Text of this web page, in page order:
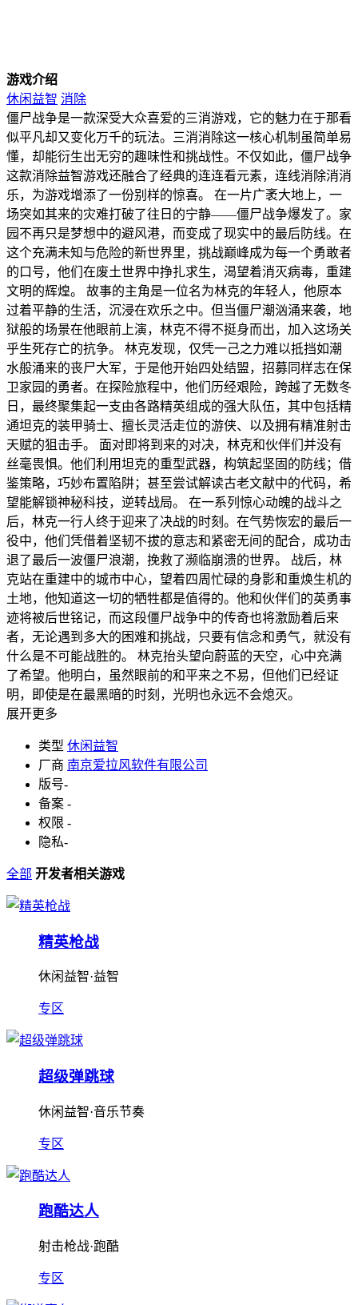
游戏介绍
休闲益智 消除
僵尸战争是一款深受大众喜爱的三消游戏，它的魅力在于那看
似平凡却又变化万千的玩法。三消消除这一核心机制虽简单易
懂，却能衍生出无穷的趣味性和挑战性。不仅如此，僵尸战争
这款消除益智游戏还融合了经典的连连看元素，连线消除消消
乐，为游戏增添了一份别样的惊喜。 在一片广袤大地上，一
场突如其来的灾难打破了往日的宁静——僵尸战争爆发了。家
园不再只是梦想中的避风港，而变成了现实中的最后防线。在
这个充满未知与危险的新世界里，挑战巅峰成为每一个勇敢者
的口号，他们在废土世界中挣扎求生，渴望着消灭病毒，重建
文明的辉煌。 故事的主角是一位名为林克的年轻人，他原本
过着平静的生活，沉浸在欢乐之中。但当僵尸潮汹涌来袭，地
狱般的场景在他眼前上演，林克不得不挺身而出，加入这场关
乎生死存亡的抗争。 林克发现，仅凭一己之力难以抵挡如潮
水般涌来的丧尸大军，于是他开始四处结盟，招募同样志在保
卫家园的勇者。在探险旅程中，他们历经艰险，跨越了无数冬
日，最终聚集起一支由各路精英组成的强大队伍，其中包括精
通坦克的装甲骑士、擅长灵活走位的游侠、以及拥有精准射击
天赋的狙击手。 面对即将到来的对决，林克和伙伴们并没有
丝毫畏惧。他们利用坦克的重型武器，构筑起坚固的防线；借
鉴策略，巧妙布置陷阱；甚至尝试解读古老文献中的代码，希
望能解锁神秘科技，逆转战局。 在一系列惊心动魄的战斗之
后，林克一行人终于迎来了决战的时刻。在气势恢宏的最后一
役中，他们凭借着坚韧不拔的意志和紧密无间的配合，成功击
退了最后一波僵尸浪潮，挽救了濒临崩溃的世界。 战后，林
克站在重建中的城市中心，望着四周忙碌的身影和重焕生机的
土地，他知道这一切的牺牲都是值得的。他和伙伴们的英勇事
迹将被后世铭记，而这段僵尸战争中的传奇也将激励着后来
者，无论遇到多大的困难和挑战，只要有信念和勇气，就没有
什么是不可能战胜的。 林克抬头望向蔚蓝的天空，心中充满
了希望。他明白，虽然眼前的和平来之不易，但他们已经证
明，即使是在最黑暗的时刻，光明也永远不会熄灭。
展开更多
类型 休闲益智
厂商 南京爱拉风软件有限公司
版号-
备案 -
权限 -
隐私-
全部 开发者相关游戏
精英枪战
休闲益智·益智
专区
超级弹跳球
休闲益智·音乐节奏
专区
跑酷达人
射击枪战·跑酷
专区